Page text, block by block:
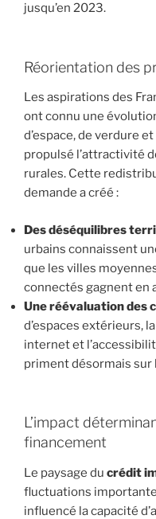
jusqu’en 2023.
Réorientation des
Les aspirations des
ont connu une
d’espace, de verdure
propulsé l’attractivité
rurales. Cette
demande a créé :
Des déséquilibres
urbains connaissent
que les villes
connectés gagnent en
Une réévaluation des
d’espaces extérieurs,
internet et
priment désormais sur
L’impact
financement
Le paysage du crédit
fluctuations
influencé la capacité